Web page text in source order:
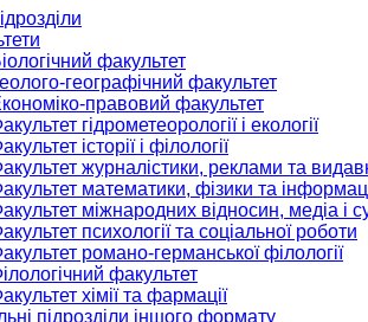
факультет
географічний факультет
правовий факультет
гідрометеорології і екології
історії і філології
журналістики, реклами та
математики, фізики та
міжнародних відносин, медіа і
психології та соціальної роботи
романо-германської філології
факультет
хімії та фармації
підрозділи іншого формату